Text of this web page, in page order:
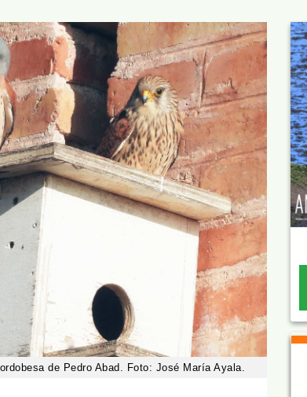
de Pedro Abad. Foto: José María Ayala.